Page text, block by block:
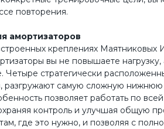
повторения.
амортизаторов
креплениях Маятниковых
вы не повышаете нагрузку,
Четыре стратегически
разгружают самую сложную нижнюю
позволяет работать по
контроль и улучшая общую
где это нужно, и позволяя с